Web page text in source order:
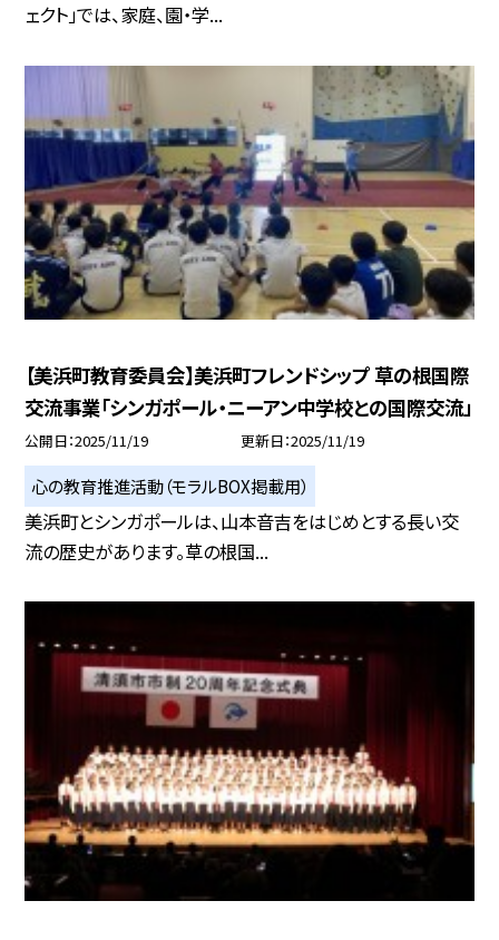
ェクト」では、家庭、園・学...
【美浜町教育委員会】美浜町フレンドシップ 草の根国際
交流事業「シンガポール・ニーアン中学校との国際交流」
公開日 2025/11/19 更新日 2025/11/19
心の教育推進活動（モラルBOX掲載用）
美浜町とシンガポールは、山本音吉をはじめとする長い交
流の歴史があります。草の根国...